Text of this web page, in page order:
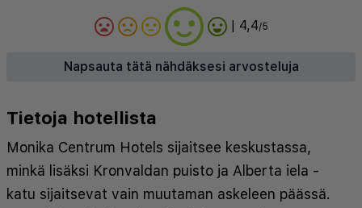
| 4,4/5
Napsauta tätä nähdäksesi arvosteluja
Tietoja hotellista
Monika Centrum Hotels sijaitsee keskustassa,
minkä lisäksi Kronvaldan puisto ja Alberta iela -
katu sijaitsevat vain muutaman askeleen päässä.